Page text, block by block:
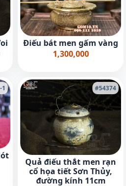
Điếu bát men gấm vàng
1,300,000
#54374
Quả điếu thắt men rạn
cổ họa tiết Sơn Thủy,
đường kính 11cm